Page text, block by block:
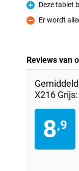
Pluspunt
Deze tablet
Minpunt
Er wordt
Reviews van
X216 Grijs:
8,9